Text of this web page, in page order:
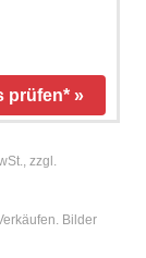
prüfen* »
zzgl.
Bilder